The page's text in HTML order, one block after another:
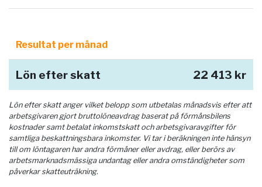
Resultat per månad
Lön efter skatt 22 413 kr
Lön efter skatt anger vilket belopp som utbetalas månadsvis efter att
arbetsgivaren gjort bruttolöneavdrag baserat på förmånsbilens
kostnader samt betalat inkomstskatt och arbetsgivaravgifter för
samtliga beskattningsbara inkomster. Vi tar i beräkningen inte hänsyn
till om löntagaren har andra förmåner eller avdrag, eller berörs av
arbetsmarknadsmässiga undantag eller andra omständigheter som
påverkar skatteuträkning.